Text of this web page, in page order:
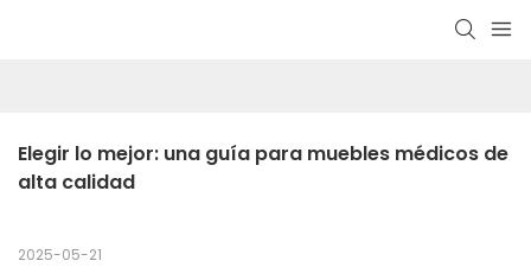
Elegir lo mejor: una guía para muebles médicos de
alta calidad
2025-05-21